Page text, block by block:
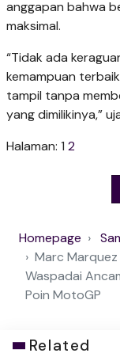
anggapan bahwa
maksimal.
“Tidak ada
kemampuan
tampil tanpa
yang dimilikinya,”
Halaman: 1 2
Homepage
Marc
Waspadai
Poin MotoGP
Related